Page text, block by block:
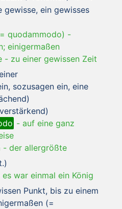
gewisse, ein gewisses
quodammodo) -
einigermaßen
- zu einer gewissen Zeit
sozusagen ein, eine
- auf eine ganz
- der allergrößte
es war einmal ein König
Punkt, bis zu einem
(=